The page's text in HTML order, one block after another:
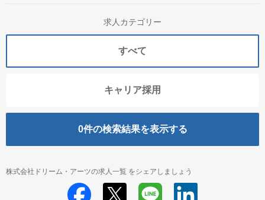
求人カテゴリー
すべて
キャリア採用
0件の検索結果を表示する
株式会社ドリーム・アーツの求人一覧 をシェアしましょう